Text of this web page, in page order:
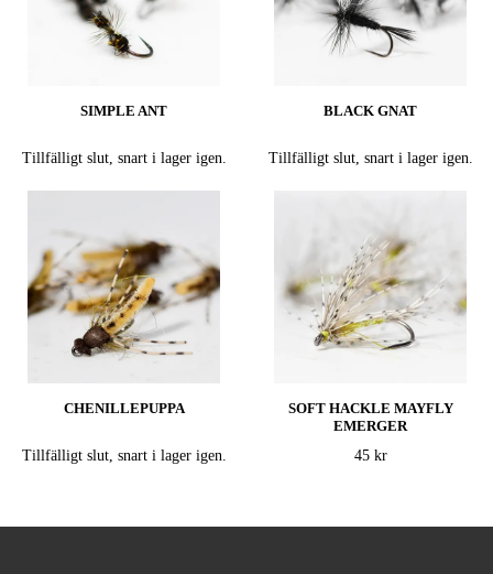
SIMPLE ANT
Tillfälligt slut, snart i lager igen.
BLACK GNAT
Tillfälligt slut, snart i lager igen.
CHENILLEPUPPA
Tillfälligt slut, snart i lager igen.
SOFT HACKLE MAYFLY
EMERGER
45 kr